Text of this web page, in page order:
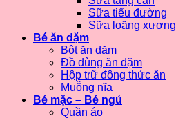
Sữa tiểu đường
Sữa loãng xương
Bé ăn dặm
Bột ăn dặm
Đồ dùng ăn dặm
Hộp trữ đông thức ăn
Muỗng nĩa
Bé mặc – Bé ngủ
Quần áo